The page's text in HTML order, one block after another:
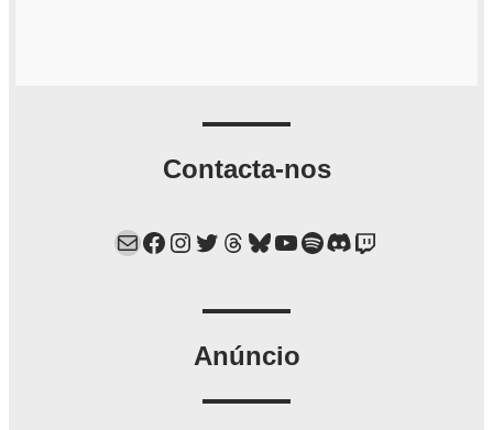
Contacta-nos
Mail Facebook Instagram Twitter Threads Bluesky YouTube Spotify Discord Twitch
Anúncio